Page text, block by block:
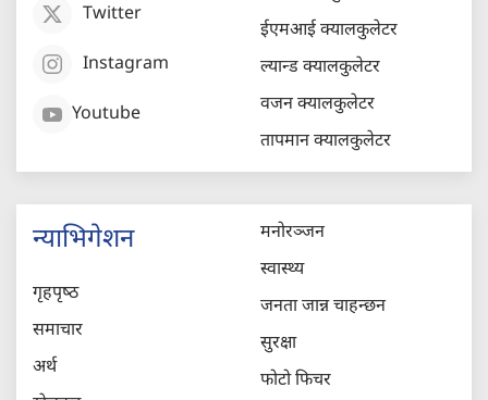
Twitter
Instagram
Youtube
ईएमआई क्यालकुलेटर
ल्यान्ड क्यालकुलेटर
वजन क्यालकुलेटर
तापमान क्यालकुलेटर
न्याभिगेशन
गृहपृष्‍ठ
समाचार
अर्थ
मनोरञ्जन
स्वास्थ्य
जनता जान्न चाहन्छन
सुरक्षा
फोटो फिचर